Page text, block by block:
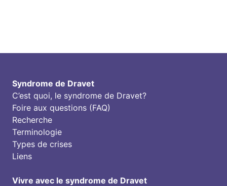
Syndrome de Dravet
C’est quoi, le syndrome de Dravet?
Foire aux questions (FAQ)
Recherche
Terminologie
Types de crises
Liens
Vivre avec le syndrome de Dravet